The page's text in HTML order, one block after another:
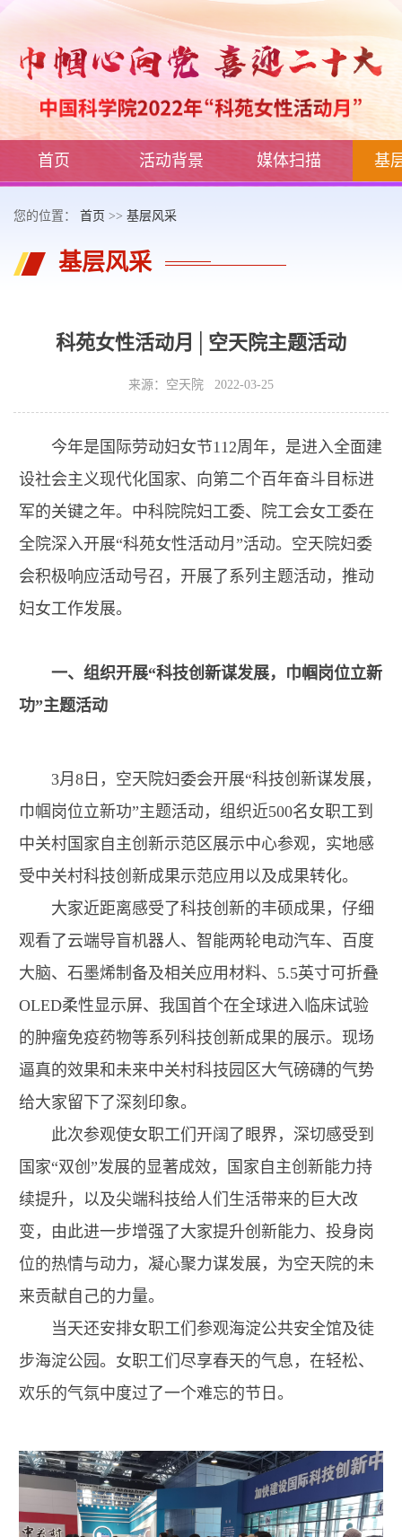
首页 活动背景 媒体扫描 基
您的位置： 首页 >> 基层风采
基层风采
科苑女性活动月│空天院主题活动
来源：空天院 2022-03-25
今年是国际劳动妇女节112周年，是进入全面建
设社会主义现代化国家、向第二个百年奋斗目标进
军的关键之年。中科院院妇工委、院工会女工委在
全院深入开展“科苑女性活动月”活动。空天院妇委
会积极响应活动号召，开展了系列主题活动，推动
妇女工作发展。
一、组织开展“科技创新谋发展，巾帼岗位立新
功”主题活动
3月8日，空天院妇委会开展“科技创新谋发展，
巾帼岗位立新功”主题活动，组织近500名女职工到
中关村国家自主创新示范区展示中心参观，实地感
受中关村科技创新成果示范应用以及成果转化。
大家近距离感受了科技创新的丰硕成果，仔细
观看了云端导盲机器人、智能两轮电动汽车、百度
大脑、石墨烯制备及相关应用材料、5.5英寸可折叠
OLED柔性显示屏、我国首个在全球进入临床试验
的肿瘤免疫药物等系列科技创新成果的展示。现场
逼真的效果和未来中关村科技园区大气磅礴的气势
给大家留下了深刻印象。
此次参观使女职工们开阔了眼界，深切感受到
国家“双创”发展的显著成效，国家自主创新能力持
续提升，以及尖端科技给人们生活带来的巨大改
变，由此进一步增强了大家提升创新能力、投身岗
位的热情与动力，凝心聚力谋发展，为空天院的未
来贡献自己的力量。
当天还安排女职工们参观海淀公共安全馆及徒
步海淀公园。女职工们尽享春天的气息，在轻松、
欢乐的气氛中度过了一个难忘的节日。